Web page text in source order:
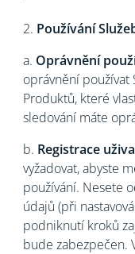
2. Používání
a. Oprávnění
oprávnění používat
Produktů, které
sledování máte
b. Registrace
vyžadovat, abyste
používání. Nesete
údajů (při
podniknutí kroků
bude zabezpečen.